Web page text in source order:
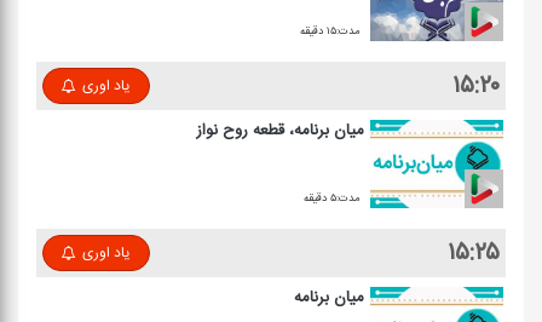
مدت:۱۵ دقیقه
۱۵:۲۰ یاد اوری
میان برنامه، قطعه روح نواز
مدت:۵ دقیقه
۱۵:۲۵ یاد اوری
میان برنامه